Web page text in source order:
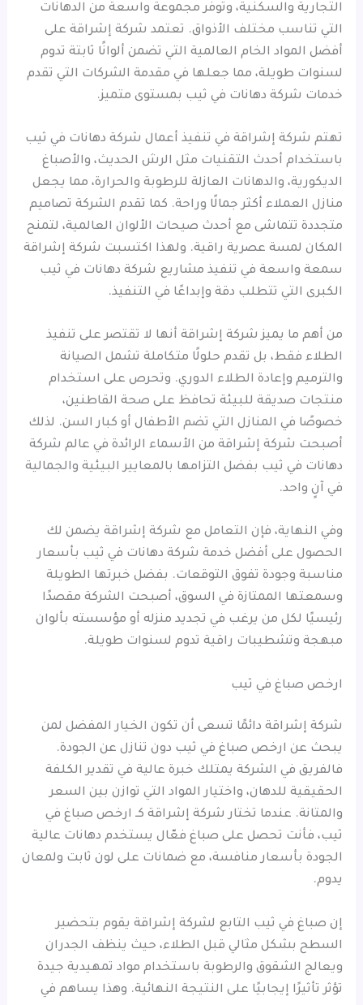
التجارية والسكنية، وتوفر مجموعة واسعة من الدهانات
التي تناسب مختلف الأذواق. تعتمد شركة إشراقة على
أفضل المواد الخام العالمية التي تضمن ألوانًا ثابتة تدوم
لسنوات طويلة، مما جعلها في مقدمة الشركات التي تقدم
خدمات شركة دهانات في ثيب بمستوى متميز.
تهتم شركة إشراقة في تنفيذ أعمال شركة دهانات في ثيب
باستخدام أحدث التقنيات مثل الرش الحديث، والأصباغ
الديكورية، والدهانات العازلة للرطوبة والحرارة، مما يجعل
منازل العملاء أكثر جمالًا وراحة. كما تقدم الشركة تصاميم
متجددة تتماشى مع أحدث صيحات الألوان العالمية، لتمنح
المكان لمسة عصرية راقية. ولهذا اكتسبت شركة إشراقة
سمعة واسعة في تنفيذ مشاريع شركة دهانات في ثيب
الكبرى التي تتطلب دقة وإبداعًا في التنفيذ.
من أهم ما يميز شركة إشراقة أنها لا تقتصر على تنفيذ
الطلاء فقط، بل تقدم حلولًا متكاملة تشمل الصيانة
والترميم وإعادة الطلاء الدوري. وتحرص على استخدام
منتجات صديقة للبيئة تحافظ على صحة القاطنين،
خصوصًا في المنازل التي تضم الأطفال أو كبار السن. لذلك
أصبحت شركة إشراقة من الأسماء الرائدة في عالم شركة
دهانات في ثيب بفضل التزامها بالمعايير البيئية والجمالية
في آنٍ واحد.
وفي النهاية، فإن التعامل مع شركة إشراقة يضمن لك
الحصول على أفضل خدمة شركة دهانات في ثيب بأسعار
مناسبة وجودة تفوق التوقعات. بفضل خبرتها الطويلة
وسمعتها الممتازة في السوق، أصبحت الشركة مقصدًا
رئيسيًا لكل من يرغب في تجديد منزله أو مؤسسته بألوان
مبهجة وتشطيبات راقية تدوم لسنوات طويلة.
ارخص صباغ في ثيب
شركة إشراقة دائمًا تسعى أن تكون الخيار المفضل لمن
يبحث عن ارخص صباغ في ثيب دون تنازل عن الجودة.
فالفريق في الشركة يمتلك خبرة عالية في تقدير الكلفة
الحقيقية للدهان، واختيار المواد التي توازن بين السعر
والمتانة. عندما تختار شركة إشراقة كـ ارخص صباغ في
ثيب، فأنت تحصل على صباغ فعّال يستخدم دهانات عالية
الجودة بأسعار منافسة، مع ضمانات على لون ثابت ولمعان
يدوم.
إن صباغ في ثيب التابع لشركة إشراقة يقوم بتحضير
السطح بشكل مثالي قبل الطلاء، حيث ينظف الجدران
ويعالج الشقوق والرطوبة باستخدام مواد تمهيدية جيدة
تؤثر تأثيرًا إيجابيًا على النتيجة النهائية. وهذا يساهم في